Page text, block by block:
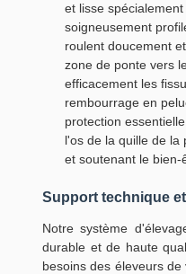
et lisse
soigneusement
roulent doucement
zone de ponte vers
efficacement les
rembourrage en
protection
l'os de la quille de la
et soutenant le bien-
Support technique
Notre système
durable et de haute
besoins des éleveurs